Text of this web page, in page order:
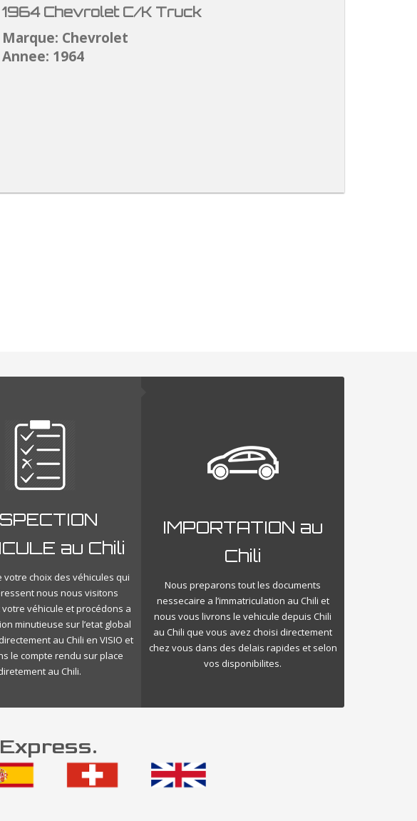
1964 Chevrolet C/K Truck
Marque: Chevrolet
Annee: 1964
au Chili
votre choix des véhicules qui
nous nous visitons
véhicule et procédons a
minutieuse sur l’etat global
au Chili en VISIO et
le compte rendu sur place
au Chili.
IMPORTATION au
Chili
Nous preparons tout les documents
nessecaire a l’immatriculation au Chili et
nous vous livrons le vehicule depuis Chili
au Chili que vous avez choisi directement
chez vous dans des delais rapides et selon
vos disponibilites.